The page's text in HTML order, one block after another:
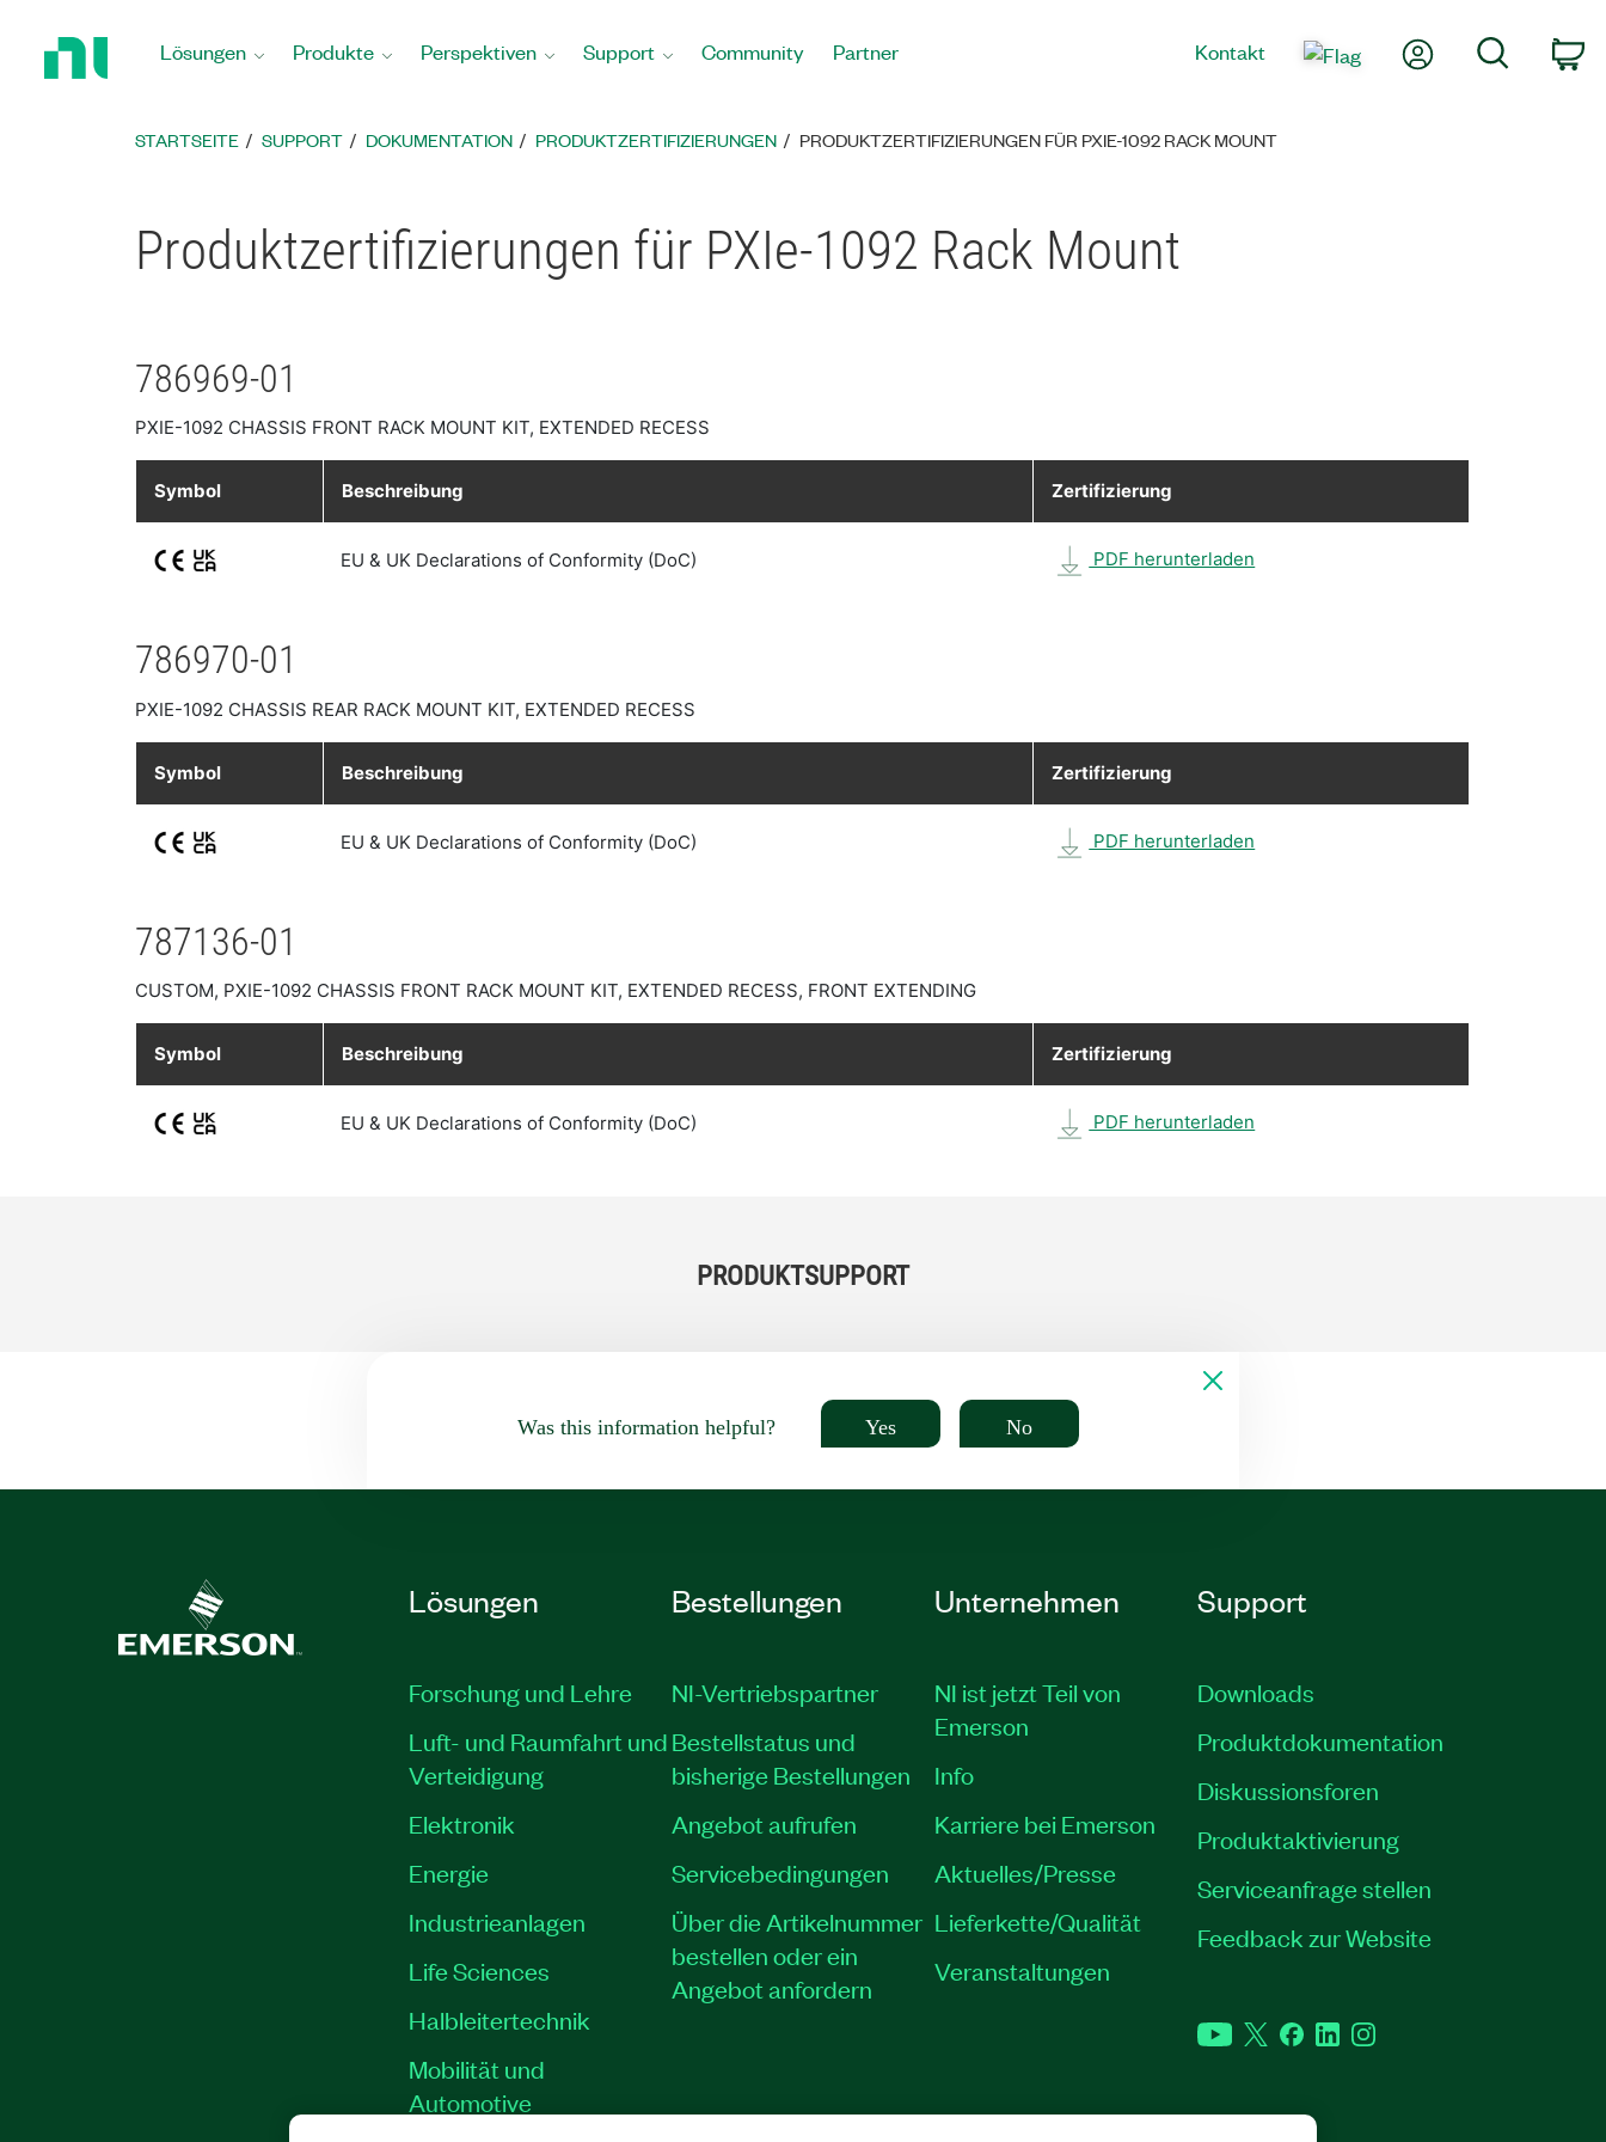
Startseite
Lösungen Produkte Perspektiven Support Community Partner Kontakt Mein KontoSuche
STARTSEITE SUPPORT DOKUMENTATION PRODUKTZERTIFIZIERUNGEN PRODUKTZERTIFIZIERUNGEN FÜR PXIE-1092 RACK MOUNT
Produktzertifizierungen für PXIe-1092 Rack Mount
786969-01
PXIE-1092 CHASSIS FRONT RACK MOUNT KIT, EXTENDED RECESS
Symbol Beschreibung Zertifizierung
EU & UK Declarations of Conformity (DoC) PDF herunterladen
786970-01
PXIE-1092 CHASSIS REAR RACK MOUNT KIT, EXTENDED RECESS
Symbol Beschreibung Zertifizierung
EU & UK Declarations of Conformity (DoC) PDF herunterladen
787136-01
CUSTOM, PXIE-1092 CHASSIS FRONT RACK MOUNT KIT, EXTENDED RECESS, FRONT EXTENDING
Symbol Beschreibung Zertifizierung
EU & UK Declarations of Conformity (DoC) PDF herunterladen
PRODUKTSUPPORT
Was this information helpful? Yes No
Lösungen
Forschung und Lehre
Luft- und Raumfahrt und
Verteidigung
Elektronik
Energie
Industrieanlagen
Life Sciences
Halbleitertechnik
Mobilität und
Automotive
Bestellungen
NI-Vertriebspartner
Bestellstatus und
bisherige Bestellungen
Angebot aufrufen
Servicebedingungen
Über die Artikelnummer
bestellen oder ein
Angebot anfordern
Unternehmen
NI ist jetzt Teil von
Emerson
Info
Karriere bei Emerson
Aktuelles/Presse
Lieferkette/Qualität
Veranstaltungen
Support
Downloads
Produktdokumentation
Diskussionsforen
Produktaktivierung
Serviceanfrage stellen
Feedback zur Website
YouTubeTwitterFacebookLinkedInInstagram